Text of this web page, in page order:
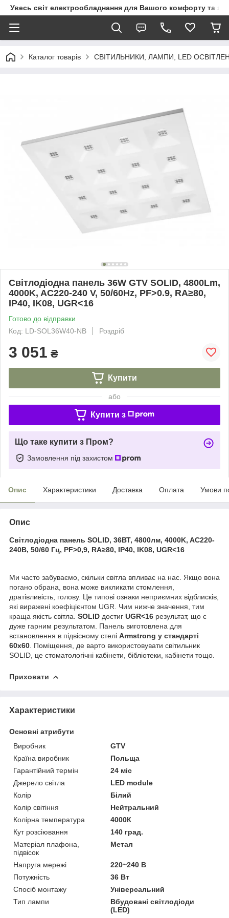
Увесь світ електрообладнання для Вашого комфорту та
Каталог товарів СВІТИЛЬНИКИ, ЛАМПИ, LED
Світлодіодна панель 36W GTV SOLID, 4800Lm,
4000K, AC220-240 V, 50/60Hz, PF>0.9, RA≥80,
IP40, IK08, UGR<16
Готово до відправки
Код: LD-SOL36W40-NB
Роздріб
3 051 ₴
Купити
або
Купити з
Що таке купити з Пром?
Замовлення під захистом
Опис Характеристики Доставка Оплата Умови
Опис
Світлодіодна панель SOLID, 36ВТ, 4800лм, 4000K, AC220-
240В, 50/60 Гц, PF>0,9, RA≥80, IP40, IK08, UGR<16
Ми часто забуваємо, скільки світла впливає на нас. Якщо вона
погано обрана, вона може викликати стомлення,
дратівливість, голову. Це типові ознаки неприємних відблисків,
які виражені коефіцієнтом UGR. Чим нижче значення, тим
краща якість світла. SOLID достиг UGR<16 результат, що є
дуже гарним результатом. Панель виготовлена для
встановлення в підвісному стелі Armstrong у стандарті
60x60 . Поміщення, де варто використовувати світильник
SOLID, це стоматологічні кабінети, бібліотеки, кабінети тощо.
Приховати
Характеристики
Основні атрибути
Виробник
GTV
Країна виробник
Польща
Гарантійний термін
24 міс
Джерело світла
LED module
Колір
Білий
Колір світіння
Нейтральний
Колірна температура
4000К
Кут розсіювання
140 град.
Матеріал плафона,
підвісок
Метал
Напруга мережі
220~240 В
Потужність
36 Вт
Спосіб монтажу
Універсальний
Тип лампи
Вбудовані світлодіоди
(LED)